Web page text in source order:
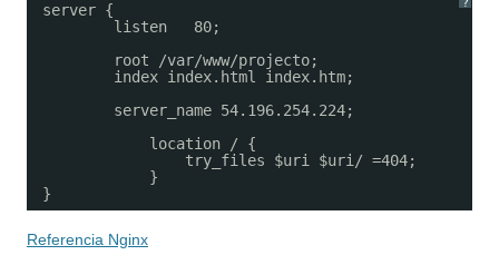
?
server {
listen   80;
root /var/www/projecto;
index index.html index.htm;
server_name 54.196.254.224;
location / {
try_files $uri $uri/ =404;
}
}
Referencia Nginx